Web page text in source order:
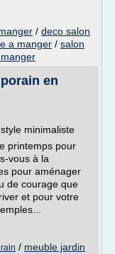
/ deco salon
a manger / salon
en
minimaliste
printemps pour
vous à la
pour aménager
de courage que
et pour votre
/ meuble jardin